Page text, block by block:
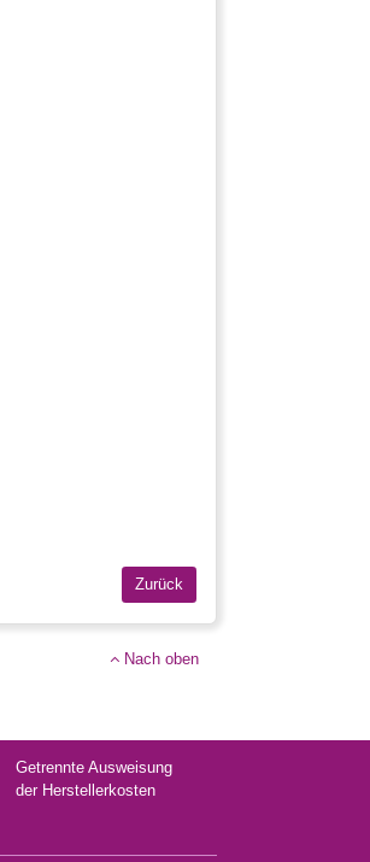
Nach oben
Getrennte Ausweisung
der Herstellerkosten